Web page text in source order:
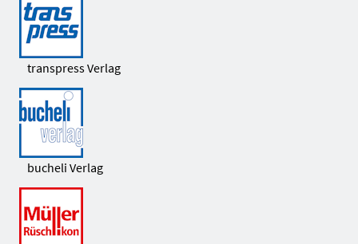
transpress Verlag
bucheli Verlag